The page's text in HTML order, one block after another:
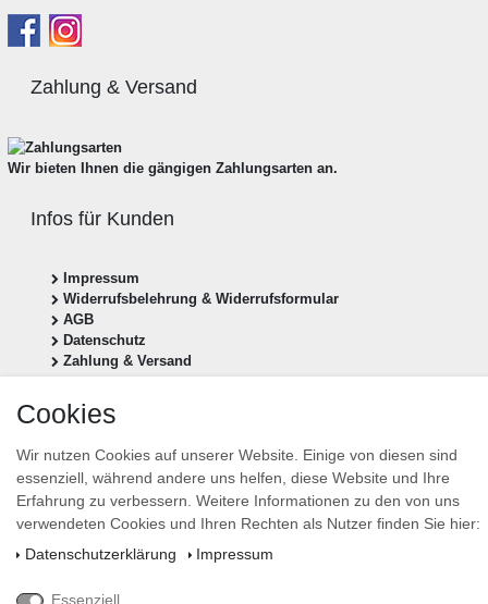
Zahlung & Versand
Wir bieten Ihnen die gängigen Zahlungsarten an.
Infos für Kunden
Impressum
Widerrufsbelehrung & Widerrufsformular
AGB
Datenschutz
Zahlung & Versand
Newsletter anmelden
E-MAIL **
Newsletter
Honig
kann ich jederzeit widerrufen.**
Cookies
Wir nutzen Cookies auf unserer Website. Einige von diesen sind
essenziell, während andere uns helfen, diese Website und Ihre
Erfahrung zu verbessern. Weitere Informationen zu den von uns
verwendeten Cookies und Ihren Rechten als Nutzer finden Sie hier:
Daten­schutz­erklärung
Impressum
Essenziell